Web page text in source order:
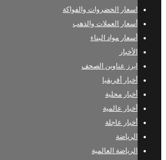
اسعار الخضروات والفواكة
أسعار العملات والذهب
أسعار مواد البناء
الأخبار
ابرز عناوين الصحف
أخبار أفريقيا
أخبار محلية
أخبار عالمية
أخبار عاجلة
الرياضة
الرياضة العالمية